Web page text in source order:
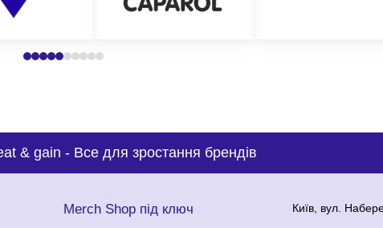
& gain -Все для зростання брендів
Merch Shop під ключ
Київ, вул.